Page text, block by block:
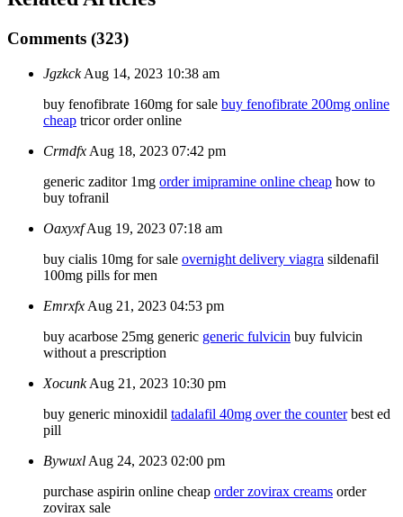
Comments (323)
Jgzkck Aug 14, 2023 10:38 am
buy fenofibrate 160mg for sale buy fenofibrate 200mg online
cheap tricor order online
Crmdfx Aug 18, 2023 07:42 pm
generic zaditor 1mg order imipramine online cheap how to
buy tofranil
Oaxyxf Aug 19, 2023 07:18 am
buy cialis 10mg for sale overnight delivery viagra sildenafil
100mg pills for men
Emrxfx Aug 21, 2023 04:53 pm
buy acarbose 25mg generic generic fulvicin buy fulvicin
without a prescription
Xocunk Aug 21, 2023 10:30 pm
buy generic minoxidil tadalafil 40mg over the counterbest ed
pill
Bywuxl Aug 24, 2023 02:00 pm
purchase aspirin online cheap order zovirax creams order
zovirax sale